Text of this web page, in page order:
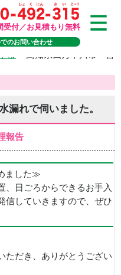
受付／お見積もり無料
でのお問い合わせ
漏れで伺いました。
報告
ました≫
、日ごろからできるお手入
信していきますので、ぜひ
ただき、ありがとうござい